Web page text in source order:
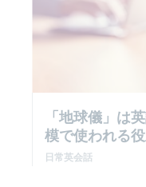
「地球儀」は
模で使われる
日常英会話